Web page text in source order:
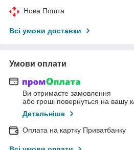
Нова Пошта
Всі умови доставки
Умови оплати
Ви отримаєте замовлення
або гроші повернуться на вашу
Детальніше
Оплата на картку Приватбанку